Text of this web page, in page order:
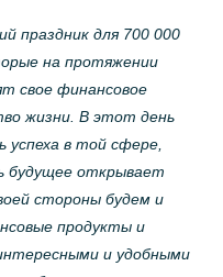
праздник для 700 000
на протяжении
свое финансовое
жизни. В этот день
успеха в той сфере,
будущее открывает
стороны будем и
продукты и
и удобными